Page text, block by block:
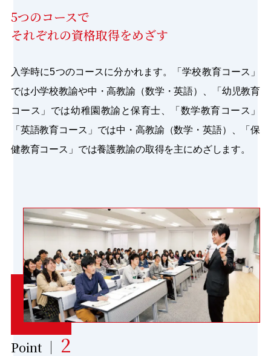
5つのコースで
それぞれの資格取得をめざす
入学時に5つのコースに分かれます。「学校教育コース」
では小学校教諭や中・高教諭（数学・英語）、「幼児教育
コース」では幼稚園教諭と保育士、「数学教育コース」
「英語教育コース」では中・高教諭（数学・英語）、「保
健教育コース」では養護教諭の取得を主にめざします。
Point 2